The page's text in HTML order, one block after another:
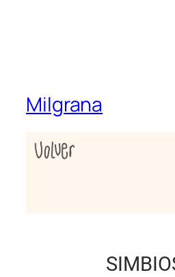
Milgrana